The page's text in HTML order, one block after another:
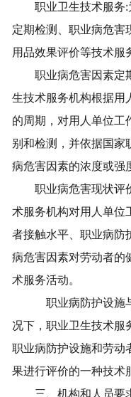
职业卫生技术服务:
定期检测、职业病危害
用品效果评价等技术服
职业病危害因素定
生技术服务机构根据用
的周期，对用人单位工
别和检测，并依据国家
病危害因素的浓度或强
职业病危害现状评
术服务机构对用人单位
者接触水平、职业病防
病危害因素对劳动者的
术服务活动。
职业病防护设施
况下，职业卫生技术服
职业病防护设施和劳动
果进行评价的一种技术
三、机构和人员要